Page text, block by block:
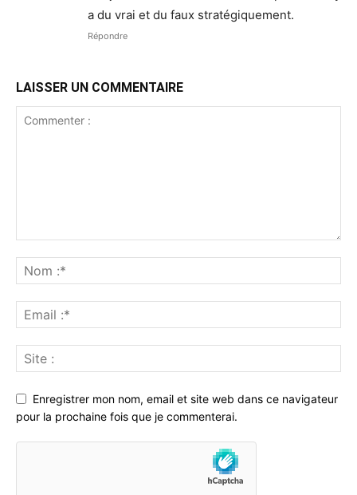
a du vrai et du faux stratégiquement.
Répondre
LAISSER UN COMMENTAIRE
Enregistrer mon nom, email et site web dans ce navigateur
pour la prochaine fois que je commenterai.